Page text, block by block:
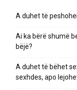
A duhet të
Ai ka bërë shumë
bëjë?
A duhet të bëhet
sexhdes, apo